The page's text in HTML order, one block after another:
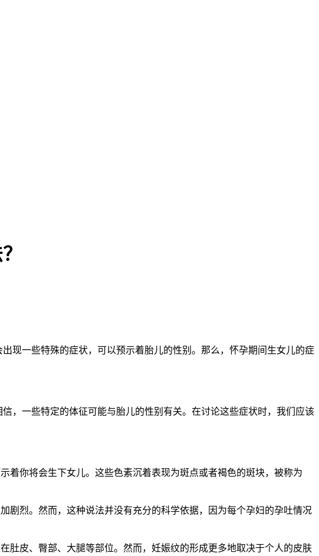
一些特殊的症状，可以预示着胎儿的性别。那么，怀孕期间生女儿的症
一些特定的体征可能与胎儿的性别有关。在讨论这些症状时，我们应该
你将会生下女儿。这些色素沉着表现为斑点或者褐色的斑块，被称为
烈。然而，这种说法并没有充分的科学依据，因为每个孕妇的孕吐情况
皮、臀部、大腿等部位。然而，妊娠纹的形成更多地取决于个人的皮肤